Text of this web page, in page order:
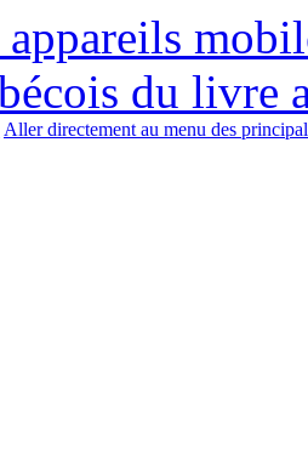
du livre
Aller directement au menu des